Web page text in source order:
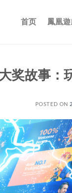
首页 鳳凰
奖故事：
POSTED ON